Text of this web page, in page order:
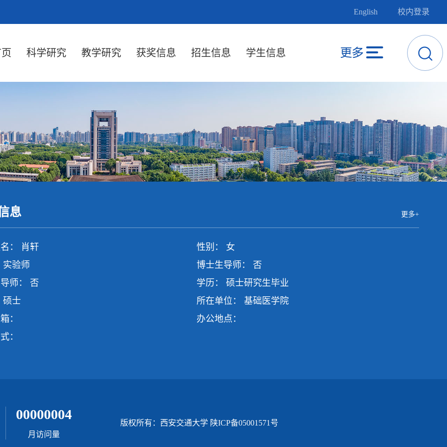
English 校内登录
科学研究 教学研究 获奖信息 招生信息 学生信息
息 更多+
： 肖轩
性别： 女
实验师
博士生导师： 否
师： 否
学历： 硕士研究生毕业
硕士
所在单位： 基础医学院
：
办公地点：
：
00000004
月访问量
版权所有：西安交通大学 陕ICP备05001571号